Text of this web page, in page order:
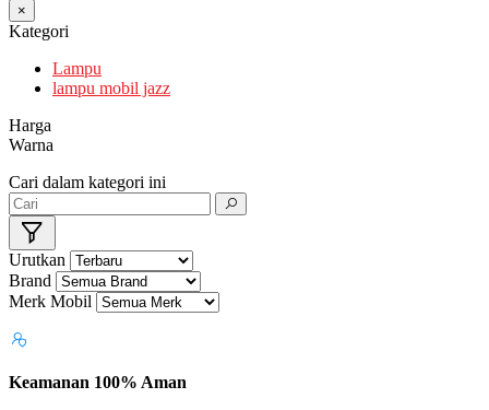
×
Kategori
Lampu
lampu mobil jazz
Harga
Warna
Cari dalam kategori ini
Urutkan
Brand
Merk Mobil
Keamanan 100% Aman